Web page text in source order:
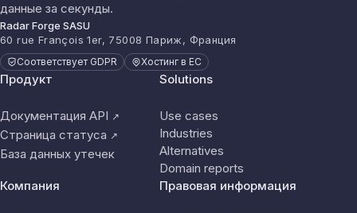
данные за секунды.
Radar Forge SASU
60 rue François 1er, 75008 Париж, Франция
Соответствует GDPR Хостинг в ЕС
Продукт
Документация API ↗
Страница статуса ↗
База данных утечек
Solutions
Use cases
Industries
Alternatives
Domain reports
Компания
Правовая информация